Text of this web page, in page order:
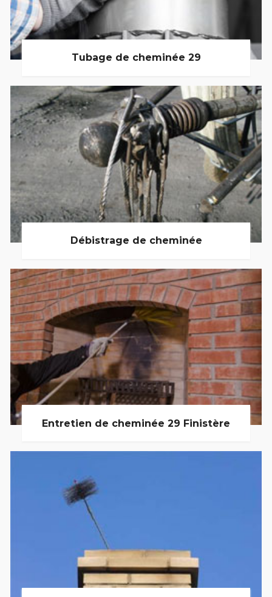
Tubage de cheminée 29
Débistrage de cheminée
Entretien de cheminée 29 Finistère